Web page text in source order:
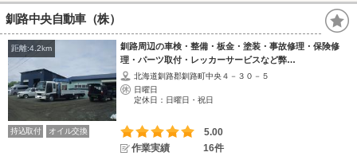
釧路中央自動車（株）
距離:4.2km
釧路周辺の車検・整備・板金・塗装・事故修理・保険修
理・パーツ取付・レッカーサービスなど弊…
北海道釧路郡釧路町中央４－３０－５
日曜日
定休日：日曜日・祝日
持込取付 オイル交換
5.00
作業実績
16件